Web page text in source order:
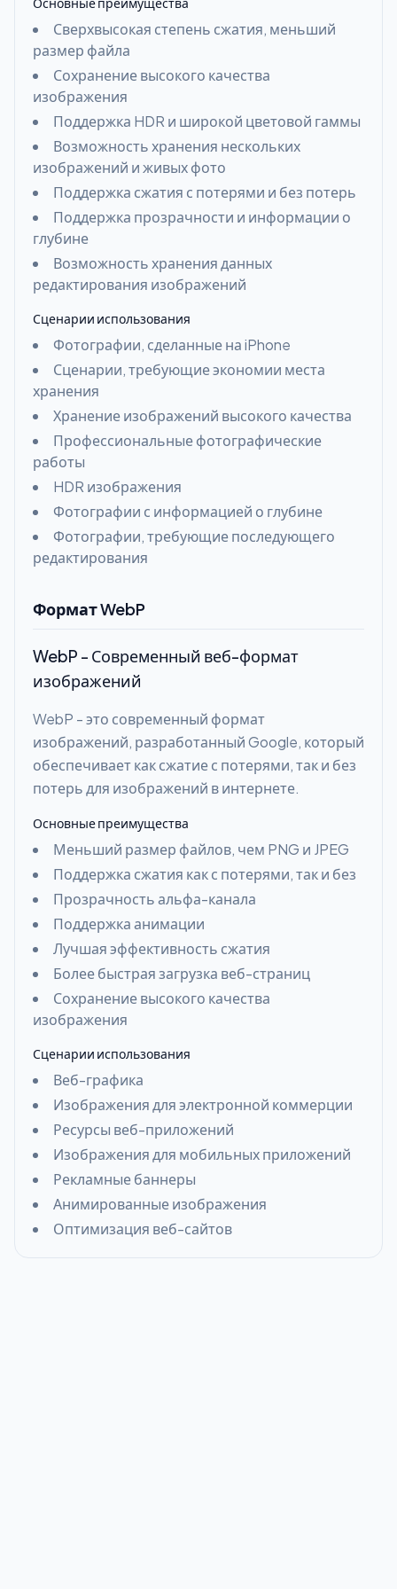
Сверхвысокая степень сжатия, меньший
размер файла
Сохранение высокого качества
изображения
Поддержка HDR и широкой цветовой гаммы
Возможность хранения нескольких
изображений и живых фото
Поддержка сжатия с потерями и без потерь
Поддержка прозрачности и информации о
глубине
Возможность хранения данных
редактирования изображений
Сценарии использования
Фотографии, сделанные на iPhone
Сценарии, требующие экономии места
хранения
Хранение изображений высокого качества
Профессиональные фотографические
работы
HDR изображения
Фотографии с информацией о глубине
Фотографии, требующие последующего
редактирования
Формат WebP
WebP - Современный веб-формат
изображений
WebP - это современный формат
изображений, разработанный Google, который
обеспечивает как сжатие с потерями, так и без
потерь для изображений в интернете.
Основные преимущества
Меньший размер файлов, чем PNG и JPEG
Поддержка сжатия как с потерями, так и без
Прозрачность альфа-канала
Поддержка анимации
Лучшая эффективность сжатия
Более быстрая загрузка веб-страниц
Сохранение высокого качества
изображения
Сценарии использования
Веб-графика
Изображения для электронной коммерции
Ресурсы веб-приложений
Изображения для мобильных приложений
Рекламные баннеры
Анимированные изображения
Оптимизация веб-сайтов